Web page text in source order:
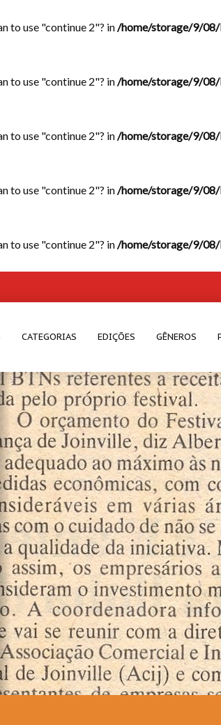
to use "continue 2"? in/home/storage/9/
to use "continue 2"? in/home/storage/9/
to use "continue 2"? in/home/storage/9/
to use "continue 2"? in/home/storage/9/
to use "continue 2"? in/home/storage/9/
CATEGORIAS EDIÇÕES GÊNEROS